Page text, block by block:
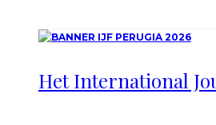
Het International